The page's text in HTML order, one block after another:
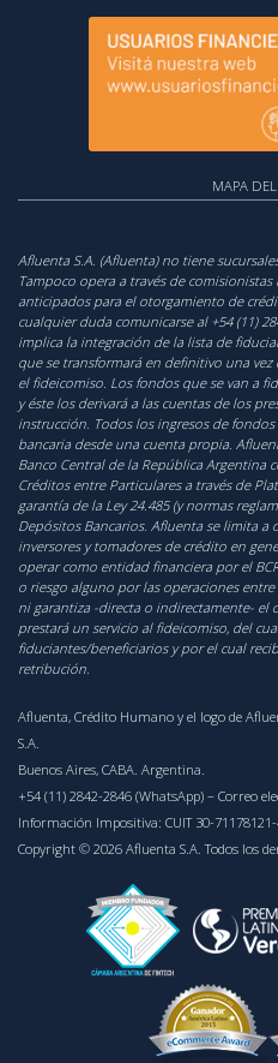
MAPA DEL
Afluenta S.A. (Afluenta) no tiene
Tampoco opera a través de
anticipados para el otorgamiento de
cualquier duda comunicarse al +54 (11)
implica la integración de la lista de
que se transformará en definitivo una
el fideicomiso. Los fondos que se van a
y éste los derivará a las cuentas de los
instrucción. Todos los ingresos de
bancaria desde una cuenta propia.
Banco Central de la República Argentina
Créditos entre Particulares a través de
garantía de la Ley 24.485 (y normas
Depósitos Bancarios. Afluenta se limita a
inversores y tomadores de crédito en
operar como entidad financiera por el
o riesgo alguno por las operaciones
ni garantiza -directa o indirectamente- el
prestará un servicio al fideicomiso, del
fiduciantes/beneficiarios y por el cual
retribución.
Afluenta, Crédito Humano y el logo de
S.A.
Buenos Aires, CABA. Argentina.
+54 (11) 2842-2846 (WhatsApp) – Correo
Información Impositiva: CUIT 30-
Copyright © 2026 Afluenta S.A. Todos los